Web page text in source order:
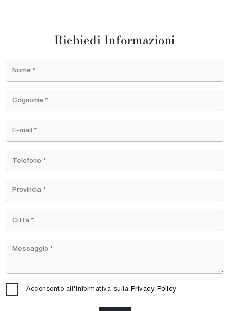
Richiedi Informazioni
Acconsento all'informativa sulla Privacy Policy